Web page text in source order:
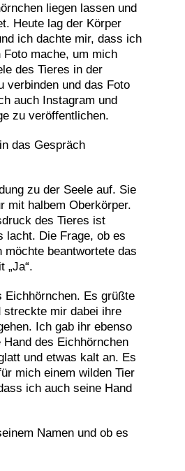
liegen lassen und
Heute lag der Körper
ich dachte mir, dass ich
Foto mache, um mich
des Tieres in der
verbinden und das Foto
auch Instagram und
zu veröffentlichen.
das Gespräch
zu der Seele auf. Sie
mit halbem Oberkörper.
des Tieres ist
lacht. Die Frage, ob es
möchte beantwortete das
„Ja“.
Eichhörnchen. Es grüßte
streckte mir dabei ihre
Ich gab ihr ebenso
Hand des Eichhörnchen
und etwas kalt an. Es
mich einem wilden Tier
ich auch seine Hand
Namen und ob es